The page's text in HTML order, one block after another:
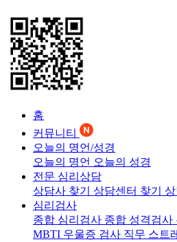
홈
커뮤니티
오늘의 명언/성경
오늘의 명언 오늘의 성경
전문 심리상담
상담사 찾기 상담센터 찾기 상
심리검사
종합 심리검사 종합 성격검사
MBTI 우울증 검사 직무 스트